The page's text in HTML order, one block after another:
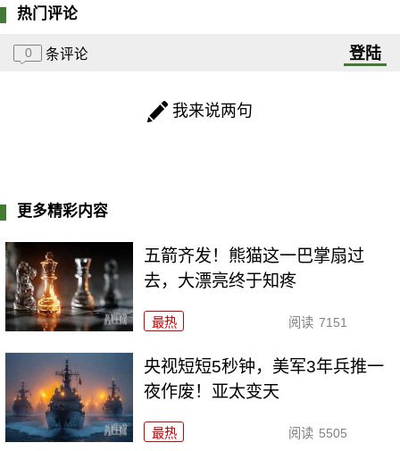
热门评论
0 条评论 登陆
我来说两句
更多精彩内容
五箭齐发！熊猫这一巴掌扇过
去，大漂亮终于知疼
最热 阅读 7151
央视短短5秒钟，美军3年兵推一
夜作废！亚太变天
最热 阅读 5505